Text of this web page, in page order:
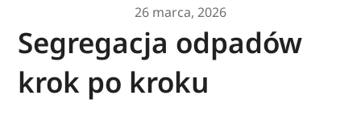
26 marca, 2026
Segregacja odpadów
krok po kroku